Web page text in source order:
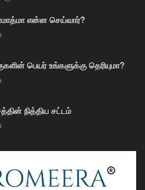
என்ன செய்வார்?
பெயர் உங்களுக்கு தெரியுமா?
நித்திய சட்டம்